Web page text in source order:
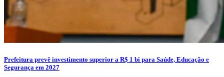
Prefeitura prevê investimento superior a R$ 1 bi para Saúde, Educação e
Segurança em 2027